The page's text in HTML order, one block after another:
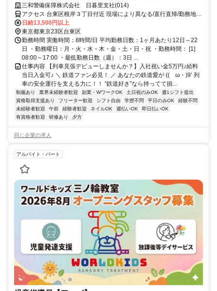
三和警備保障株式会社 日暮里支社(014)
アクセス 台東区根岸３丁目付近 現場により異なる/直行直帰/勤務地相
談可 ■電話面接■来社不要■即日勤務
日給13,500円以上
東京都東京23区台東区
勤務時間 実働時間：8時間/日 平均勤務日数：1ヶ月あたり12日～22
日 ・勤務曜日：月・火・水・木・金・土・日・祝 ・勤務時間： [1]
08:00～17:00 ・最低勤務日数（週）：3日 ...
仕事内容 【列車見張デビューしませんか？】入社祝い金5万円♪給料
当日入金可♪ ＼ 鉄道ファン必見！ ／ あなたの鉄道愛が ((ゝω・)9’ 列
車の安全運行を支える力に！！ ”鉄道好き”なら持ってて損...
制服あり 業界未経験者歓迎 副業・WワークOK 土日祝のみOK
週1シフト提出
資格取得支援あり
フリーター歓迎 シフト自由 学歴不問 平日のみOK
経験不問
未経験者歓迎
午前 経験者歓迎 ネイルOK 週払いOK
即日払いOK
有資格者歓迎
研修あり 夕方
同じ企業の求人
アルバイト・パート